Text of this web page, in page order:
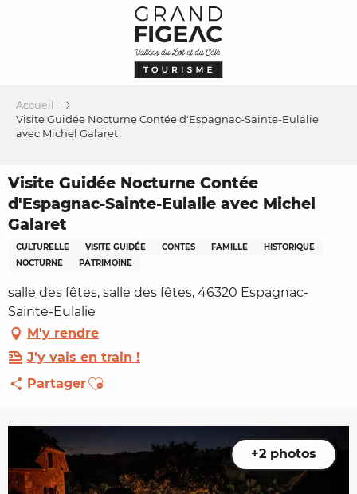
Accueil
Visite Guidée Nocturne Contée d'Espagnac-Sainte-Eulalie
avec Michel Galaret
Visite Guidée Nocturne Contée
d'Espagnac-Sainte-Eulalie avec Michel
Galaret
CULTURELLE VISITE GUIDÉE CONTES FAMILLE
HISTORIQUE
NOCTURNE
PATRIMOINE
salle des fêtes, salle des fêtes, 46320 Espagnac-
Sainte-Eulalie
M'y rendre
J'y vais en train !
PartagerAjouter aux favoris
+2 photos